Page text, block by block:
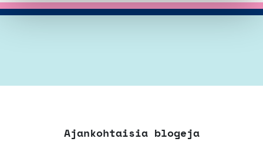
Ajankohtaisia blogeja